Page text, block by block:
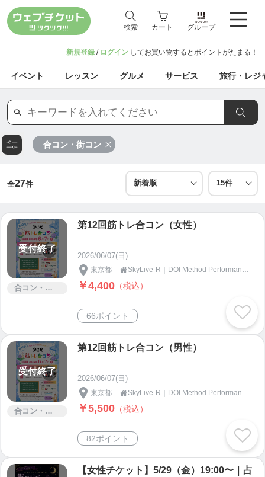
検索 カート グループ
新規登録 / ログイン してお買い物するとポイントがたまる！
イベント レッスン グルメ サービス 旅行・レジ
合コン・街コン
全27件
受付終了
合コン・街コン
第12回筋トレ合コン（女性）
2026/06/07(日)
東京都  SkyLive-R｜DOI Method Performance Lab
￥4,400 （税込）
66ポイント
受付終了
合コン・街コン
第12回筋トレ合コン（男性）
2026/06/07(日)
東京都 
￥5,500 （税込）
82ポイント
【女性チケット】5/29（金）19:00〜｜占